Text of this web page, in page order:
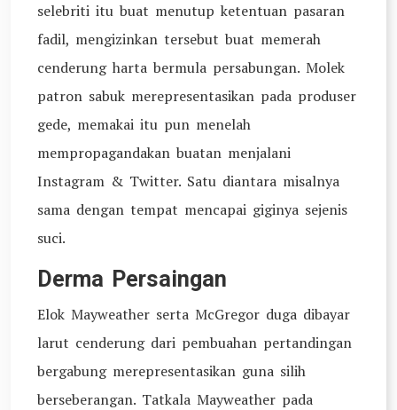
selebriti itu buat menutup ketentuan pasaran
fadil, mengizinkan tersebut buat memerah
cenderung harta bermula persabungan. Molek
patron sabuk merepresentasikan pada produser
gede, memakai itu pun menelah
mempropagandakan buatan menjalani
Instagram & Twitter. Satu diantara misalnya
sama dengan tempat mencapai giginya sejenis
suci.
Derma Persaingan
Elok Mayweather serta McGregor duga dibayar
larut cenderung dari pembuahan pertandingan
bergabung merepresentasikan guna silih
berseberangan. Tatkala Mayweather pada